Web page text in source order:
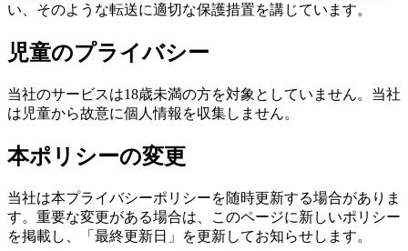
い、そのような転送に適切な保護措置を講じています。
児童のプライバシー
当社のサービスは18歳未満の方を対象としていません。当社
は児童から故意に個人情報を収集しません。
本ポリシーの変更
当社は本プライバシーポリシーを随時更新する場合がありま
す。重要な変更がある場合は、このページに新しいポリシー
を掲載し、「最終更新日」を更新してお知らせします。